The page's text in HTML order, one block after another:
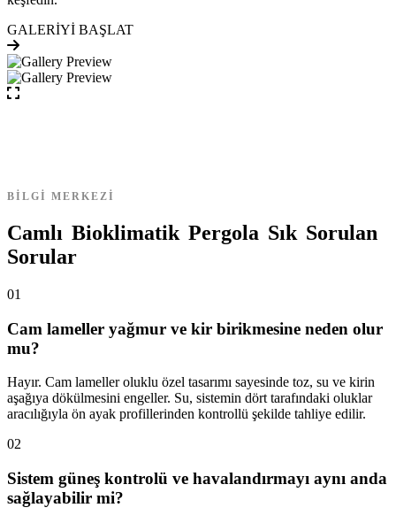
GALERİYİ BAŞLAT
BİLGİ MERKEZİ
Camlı Bioklimatik Pergola Sık Sorulan
Sorular
01
Cam lameller yağmur ve kir birikmesine neden olur
mu?
Hayır. Cam lameller oluklu özel tasarımı sayesinde toz, su ve kirin
aşağıya dökülmesini engeller. Su, sistemin dört tarafındaki oluklar
aracılığıyla ön ayak profillerinden kontrollü şekilde tahliye edilir.
02
Sistem güneş kontrolü ve havalandırmayı aynı anda
sağlayabilir mi?